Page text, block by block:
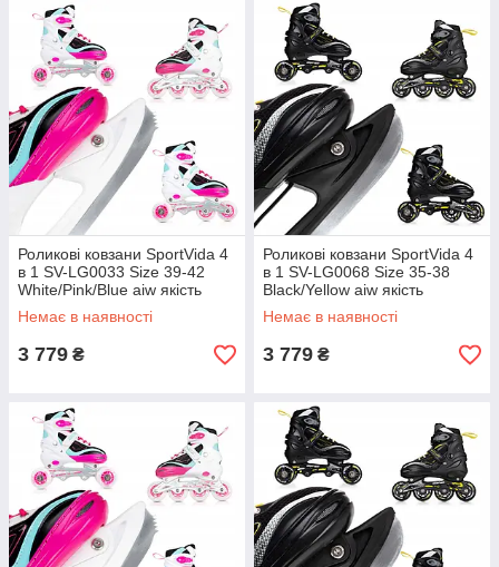
Роликові ковзани SportVida 4
в 1 SV-LG0033 Size 39-42
White/Pink/Blue aiw якість
Немає в наявності
3 779 ₴
Роликові ковзани SportVida 4
в 1 SV-LG0068 Size 35-38
Black/Yellow aiw якість
Немає в наявності
3 779 ₴